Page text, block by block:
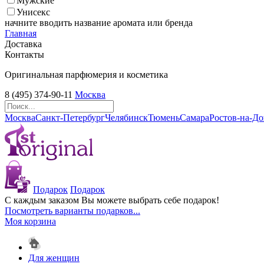
Унисекс
начните вводить название аромата или бренда
Главная
Доставка
Контакты
Оригинальная парфюмерия и косметика
8 (495) 374-90-11 Москва
МоскваСанкт-ПетербургЧелябинскТюменьСамараРостов-на-
Подарок Подарок
С каждым заказом Вы можете выбрать себе подарок!
Посмотреть варианты подарков...
Моя корзина
Для женщин